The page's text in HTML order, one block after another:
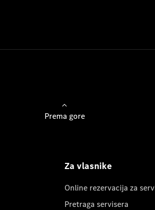
Prema gore
Za vlasnike
Online rezervacija za
Pretraga servisera